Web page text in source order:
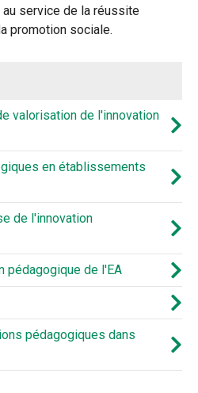
service de la réussite
promotion sociale.
valorisation de l'innovation
en établissements
de l'innovation
pédagogique de l'EA
pédagogiques dans